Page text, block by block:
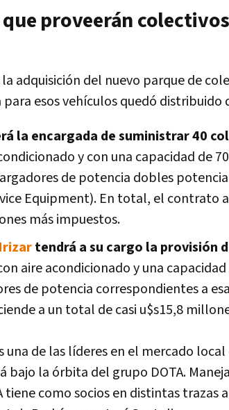
que proveerán
adquisición del nuevo parque de
esos vehículos quedó distribuido
la encargada de suministrar 40
y con una capacidad de
de potencia dobles potencia
Equipment). En total, el contrato
más impuestos.
tendrá a su cargo la provisión
aire acondicionado y una
de potencia correspondientes a
a un total de casi u$s15,8
una de las líderes en el mercado
bajo la órbita del grupo DOTA.
tiene como socios en distintas trazas